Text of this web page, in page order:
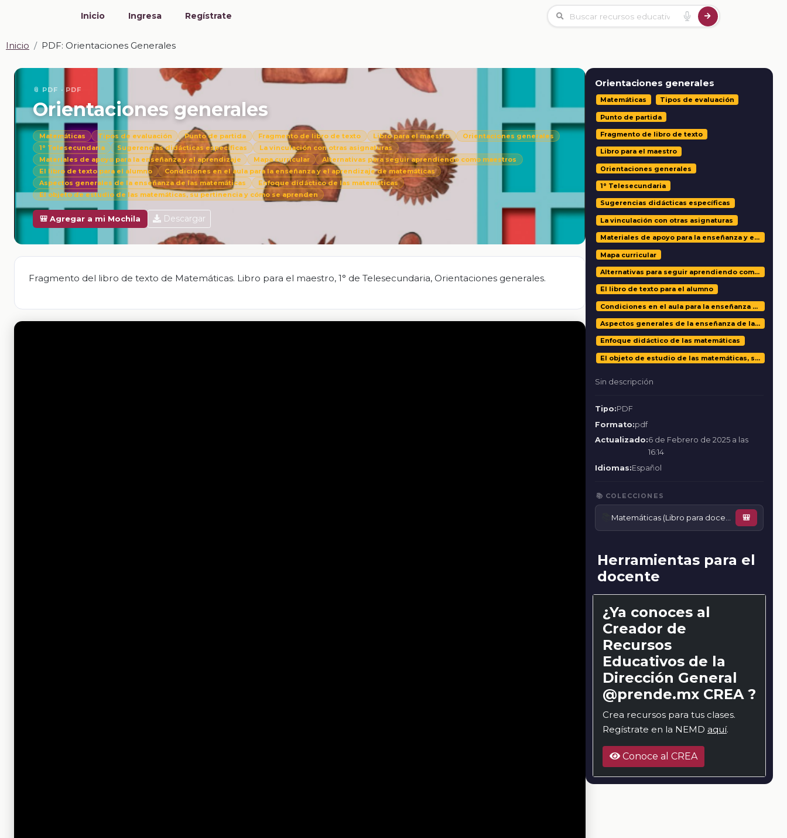
Inicio Ingresa Regístrate
Inicio PDF: Orientaciones Generales
📎 PDF · PDF
Orientaciones generales
Matemáticas Tipos de evaluación Punto de partida Fragmento de libro de texto Libro para el maestro
Orientaciones generales
1° Telesecundaria
Sugerencias didácticas específicas
La vinculación con otras asignaturas
Materiales de apoyo para la enseñanza y el aprendizaje
Mapa curricular
Alternativas para seguir aprendiendo como maestros
El libro de texto para el alumno
Condiciones en el aula para la enseñanza y el aprendizaje de matemáticas
Aspectos generales de la enseñanza de las matemáticas
Enfoque didáctico de las matemáticas
El objeto de estudio de las matemáticas, su pertinencia y cómo se aprenden
🎒 Agregar a mi Mochila Descargar
Fragmento del libro de texto de Matemáticas. Libro para el maestro, 1° de Telesecundaria, Orientaciones generales.
Orientaciones generales
Matemáticas Tipos de evaluación
Punto de partida
Fragmento de libro de texto
Libro para el maestro
Orientaciones generales
1° Telesecundaria
Sugerencias didácticas específicas
La vinculación con otras asignaturas
Materiales de apoyo para la enseñanza y el aprendizaje
Mapa curricular
Alternativas para seguir aprendiendo como maestros
El libro de texto para el alumno
Condiciones en el aula para la enseñanza y el aprendizaje de matemáticas
Aspectos generales de la enseñanza de las matemáticas
Enfoque didáctico de las matemáticas
El objeto de estudio de las matemáticas, su pertinencia y cómo se aprenden
Sin descripción
Tipo:PDF
Formato:pdf
Actualizado:6 de Febrero de 2025 a las
16:14
Idiomas:Español
📚 COLECCIONES
🎒
Herramientas para el
docente
¿Ya conoces al
Creador de
Recursos
Educativos de la
Dirección General
@prende.mx CREA ?
Crea recursos para tus clases.
Regístrate en la NEMD aquí.
Conoce al CREA